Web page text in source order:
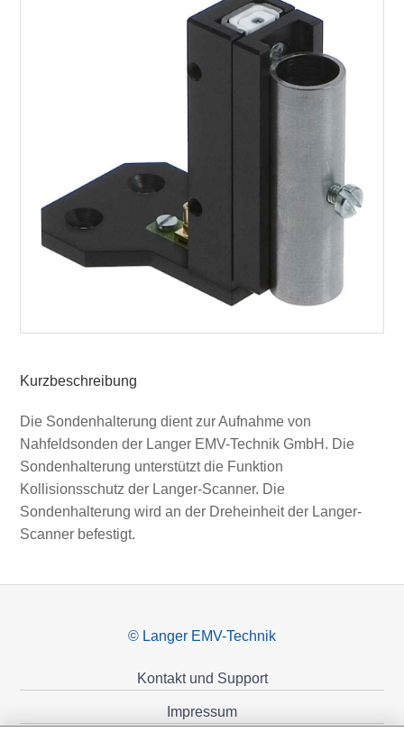
Kurzbeschreibung
Die Sondenhalterung dient zur Aufnahme von
Nahfeldsonden der Langer EMV-Technik GmbH. Die
Sondenhalterung unterstützt die Funktion
Kollisionsschutz der Langer-Scanner. Die
Sondenhalterung wird an der Dreheinheit der Langer-
Scanner befestigt.
© Langer EMV-Technik
Kontakt und Support
Impressum